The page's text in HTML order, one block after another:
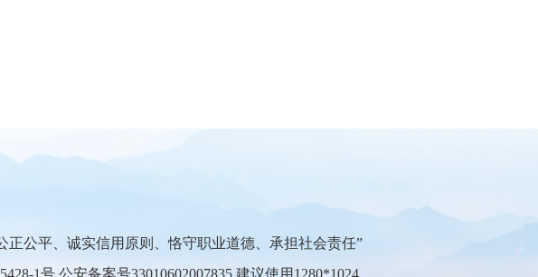
公平、诚实信用原则、恪守职业道德、承担社会责任”
1号 公安备案号33010602007835 建议使用1280*1024